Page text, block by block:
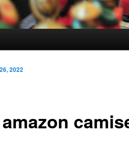
amazon
2022